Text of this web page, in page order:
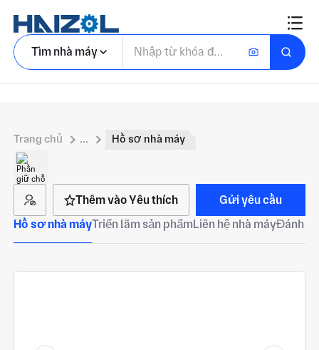
Tìm nhà máy
Trang chủ ... Hồ sơ nhà máy
Thêm vào Yêu thích
Gửi yêu cầu
Hồ sơ nhà máyTriển lãm sản phẩm Liên hệ nhà máyĐánh